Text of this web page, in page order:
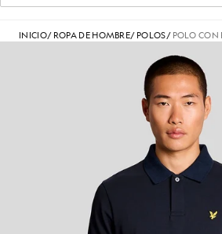
INICIO/ ROPA DE HOMBRE/ POLOS/ POLO CON